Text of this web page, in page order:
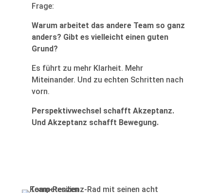
Frage:
Warum arbeitet das andere Team so ganz
anders? Gibt es vielleicht einen guten
Grund?
Es führt zu mehr Klarheit. Mehr
Miteinander. Und zu echten Schritten nach
vorn.
Perspektivwechsel schafft Akzeptanz.
Und Akzeptanz schafft Bewegung.